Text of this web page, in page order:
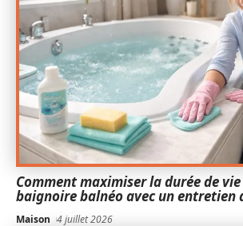
Comment maximiser la durée de
baignoire balnéo avec un entretien
Maison 4 juillet 2026